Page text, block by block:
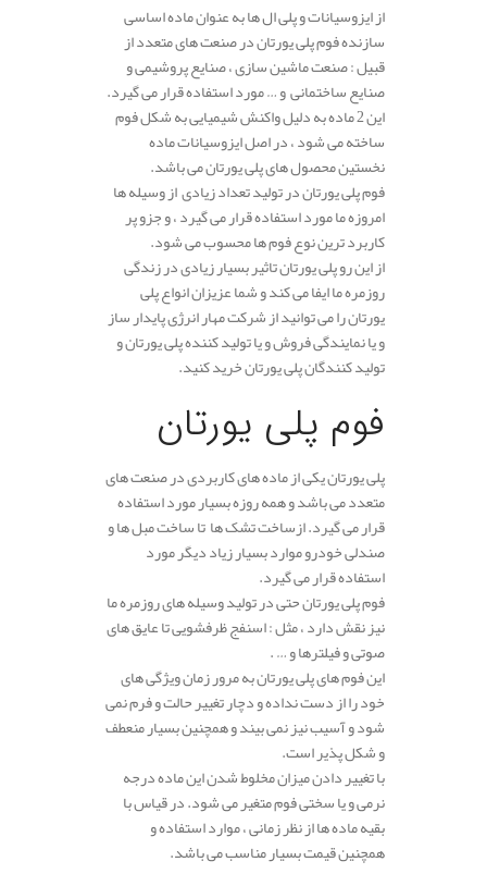
از ایزوسیانات‌ و پلی ال ها به عنوان ماده اساسی
سازنده فوم پلی یورتان در صنعت های متعدد از
قبیل : صنعت ماشین سازی ، صنایع پروشیمی و
صنایع ساختمانی و … مورد استفاده قرار می گیرد.
این 2 ماده به دلیل واکنش‌ شیمیایی به شکل فوم
ساخته می شود ، در اصل ایزوسیانات ماده
نخستین محصول های پلی یورتان می باشد.
فوم پلی یورتان در تولید تعداد زیادی از وسیله ها
امروزه ما مورد استفاده قرار می گیرد ، و جزو پر
کاربرد ترین نوع فوم ها محسوب می شود.
از این رو پلی یورتان تاثیر بسیار زیادی در زندگی
روزمره ما ایفا می کند و شما عزیزان انواع پلی
یورتان را می توانید از شرکت مهار انرژی پایدار ساز
و یا نمایندگی فروش و یا تولید کننده پلی یورتان و
تولید کنندگان پلی یورتان خرید کنید.
فوم پلی یورتان
پلی یورتان یکی از ماده های کاربردی در صنعت های
متعدد می باشد و همه روزه بسیار مورد استفاده
قرار می گیرد. ازساخت تشک ها تا ساخت مبل ها و
صندلی خودرو موارد بسیار زیاد دیگر مورد
استفاده قرار می گیرد.
فوم پلی یورتان حتی در تولید وسیله های روزمره ما
نیز نقش دارد ، مثل : اسنفج ظرفشویی تا عایق های
صوتی و فیلترها و … .
این فوم های پلی یورتان به مرور زمان ویژگی های
خود را از دست نداده و دچار تغییر حالت و فرم نمی
شود و آسیب نیز نمی بیند و همچنین بسیار منعطف
و شکل پذیر است.
با تغییر دادن میزان مخلوط شدن این ماده درجه
نرمی و یا سختی فوم متغیر می شود. در قیاس با
بقیه ماده ها از نظر زمانی ، موارد استفاده و
همچنین قیمت بسیار مناسب می باشد.